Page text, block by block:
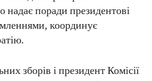
надає поради президентові
координує
зборів і президент Комісії